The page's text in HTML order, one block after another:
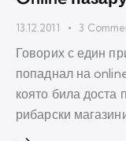
13.12.2011 3
Говорих с един
попаднал на
която била доста
рибарски